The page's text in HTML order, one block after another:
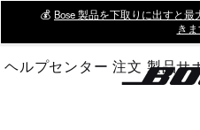
Main
💰 Bose 製品を下取りに出すと
きま
ヘルプセンター 注文 製品サ